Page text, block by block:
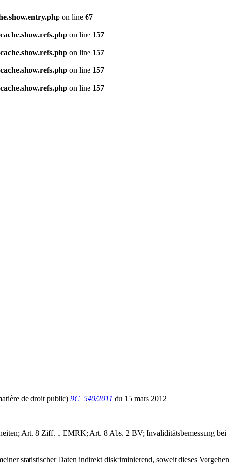
on line 67
on line 157
on line 157
on line 157
on line 157
de droit public) 9C_540/2011 du 15 mars 2012
Art. 8 Ziff. 1 EMRK; Art. 8 Abs. 2 BV; Invaliditätsbemessung bei
statistischer Daten indirekt diskriminierend, soweit dieses Vorgehen